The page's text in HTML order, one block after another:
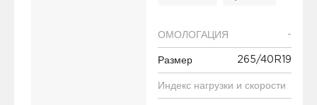
ОМОЛОГАЦИЯ -
Размер 265/40R19
Индекс нагрузки и скорости